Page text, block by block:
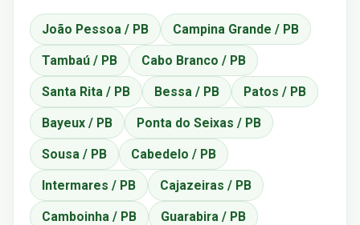
João Pessoa / PB Campina Grande / PB
Tambaú / PB Cabo Branco / PB
Santa Rita / PB Bessa / PB Patos / PB
Bayeux / PB Ponta do Seixas / PB
Sousa / PB Cabedelo / PB
Intermares / PB Cajazeiras / PB
Camboinha / PB Guarabira / PB